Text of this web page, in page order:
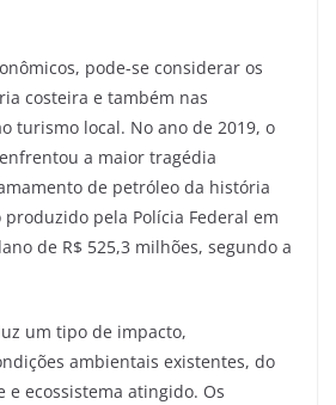
pode-se considerar os
costeira e também nas
turismo local. No ano de 2019, o
a maior tragédia
de petróleo da história
pela Polícia Federal em
de R$ 525,3 milhões, segundo a
um tipo de impacto,
ambientais existentes, do
e ecossistema atingido. Os